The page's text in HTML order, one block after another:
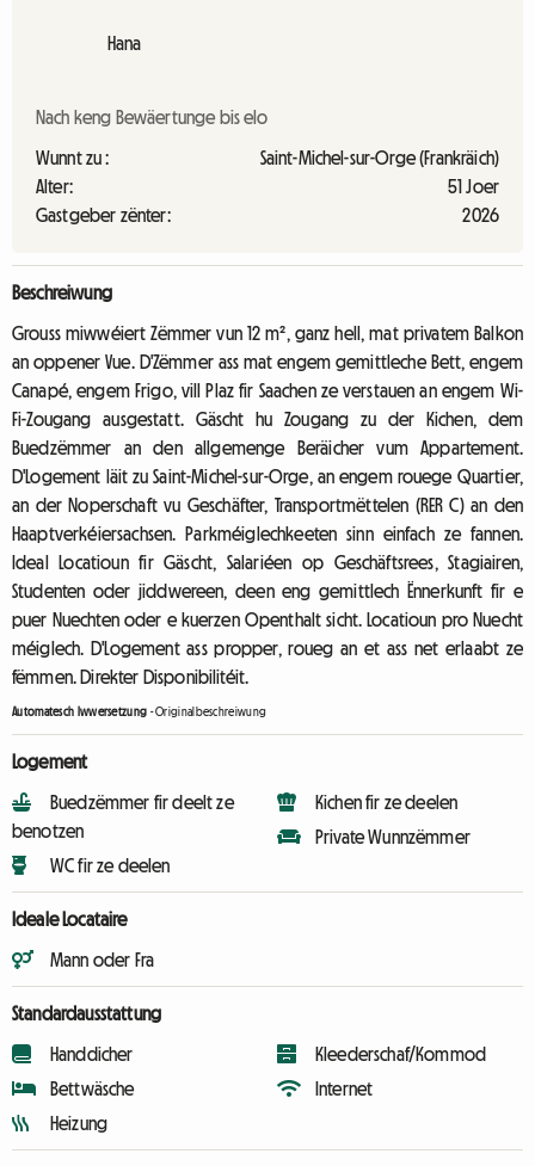
Hana
Nach keng Bewäertunge bis elo
Wunnt zu :
Saint-Michel-sur-Orge (Frankräich)
Alter:
51 Joer
Gastgeber zënter:
2026
Beschreiwung
Grouss miwwéiert Zëmmer vun 12 m², ganz hell, mat privatem Balkon
an oppener Vue. D'Zëmmer ass mat engem gemittleche Bett, engem
Canapé, engem Frigo, vill Plaz fir Saachen ze verstauen an engem Wi-
Fi-Zougang ausgestatt. Gäscht hu Zougang zu der Kichen, dem
Buedzëmmer an den allgemenge Beräicher vum Appartement.
D'Logement läit zu Saint-Michel-sur-Orge, an engem rouege Quartier,
an der Noperschaft vu Geschäfter, Transportmëttelen (RER C) an den
Haaptverkéiersachsen. Parkméiglechkeeten sinn einfach ze fannen.
Ideal Locatioun fir Gäscht, Salariéen op Geschäftsrees, Stagiairen,
Studenten oder jiddwereen, deen eng gemittlech Ënnerkunft fir e
puer Nuechten oder e kuerzen Openthalt sicht. Locatioun pro Nuecht
méiglech. D'Logement ass propper, roueg an et ass net erlaabt ze
fëmmen. Direkter Disponibilitéit.
Automatesch Iwwersetzung -Originalbeschreiwung
Logement
Buedzëmmer fir deelt ze
benotzen
WC fir ze deelen
Kichen fir ze deelen
Private Wunnzëmmer
Ideale Locataire
Mann oder Fra
Standardausstattung
Handdicher
Bettwäsche
Heizung
Kleederschaf/Kommod
Internet